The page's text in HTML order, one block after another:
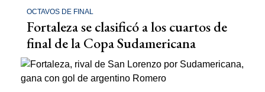
OCTAVOS DE FINAL
Fortaleza se clasificó a los cuartos de
final de la Copa Sudamericana